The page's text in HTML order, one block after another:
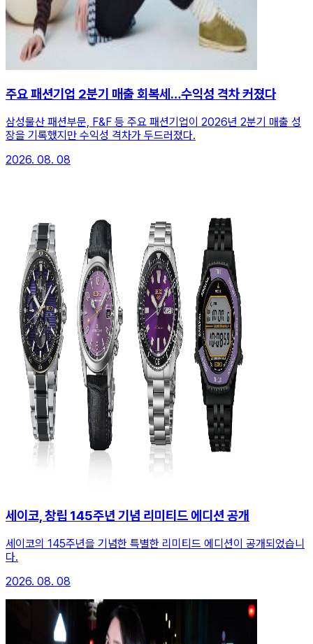
주요 패션기업 2분기 매출 회복세…수익성 격차 커졌다
삼성물산 패션부문, F&F 등 주요 패션기업이 2026년 2분기 매출 성
장을 기록했지만 수익성 격차가 두드러졌다.
2026. 08. 08
세이코, 창립 145주년 기념 리미티드 에디션 공개
세이코의 145주년을 기념한 특별한 리미티드 에디션이 공개되었습니
다.
2026. 08. 08